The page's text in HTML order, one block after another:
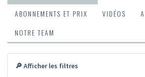
ABONNEMENTS ET PRIX
VIDÉOS
NOTRE TEAM
🔎 Afficher les filtres